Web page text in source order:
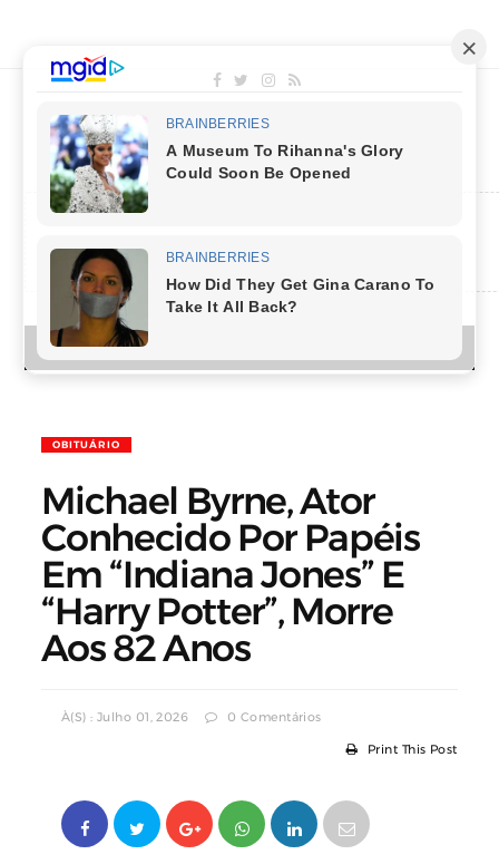
MENU
OBITUÁRIO
Michael Byrne, Ator
Conhecido Por Papéis
Em “Indiana Jones” E
“Harry Potter”, Morre
Aos 82 Anos
À(s) : Julho 01, 2026 0 Comentários
Print This Post